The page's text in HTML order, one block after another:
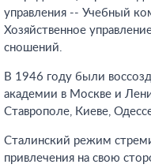
управления -- Учебный
Хозяйственное
сношений.
В 1946 году были
академии в Москве и
Ставрополе, Киеве,
Сталинский режим
привлечения на свою